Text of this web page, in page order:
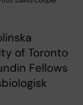
of Toronto
Fellows